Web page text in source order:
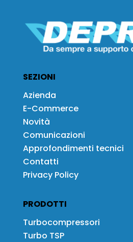
SEZIONI
Azienda
E-Commerce
Novità
Comunicazioni
Approfondimenti tecnici
Contatti
Privacy Policy
PRODOTTI
Turbocompressori
Turbo TSP